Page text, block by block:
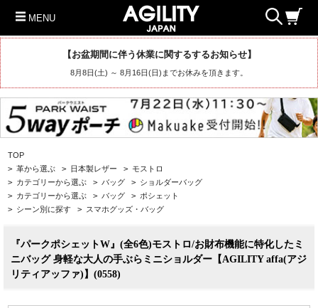
MENU
【お盆期間に伴う休業に関するするお知らせ】
8月8日(土) ～ 8月16日(日)までお休みを頂きます。
TOP
> 革から選ぶ > 日本製レザー > モストロ
> カテゴリーから選ぶ > バッグ > ショルダーバッグ
> カテゴリーから選ぶ > バッグ > ポシェット
> シーン別に探す > スマホグッズ・バッグ
『パークポシェットW』(全6色)モストロ/お財布機能に特化したミ
ニバッグ 身軽な大人の手ぶらミニショルダー【AGILITY affa(アジ
リティアッファ)】(0558)